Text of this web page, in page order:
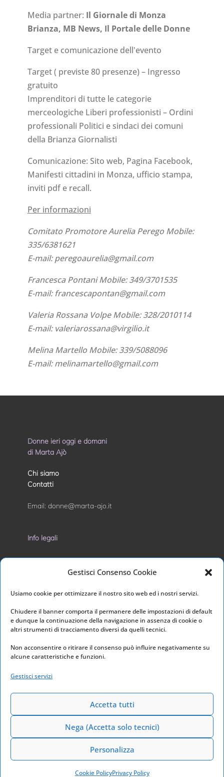
Gestisci Consenso Cookie
Usiamo cookie per ottimizzare il nostro sito web ed i nostri servizi.
Chiudere il banner comporta il permanere delle impostazioni di default
e dunque la continuazione della navigazione in assenza di cookie o
altri strumenti di tracciamento diversi da quelli tecnici.
Non acconsentire o ritirare il consenso può influire negativamente su
alcune caratteristiche e funzioni.
Gestisci servizi
Accetta tutti
Nega (Accetta solo tecnici)
Personalizza
Cookie PolicyPrivacy Policy
Media partner: Il Giornale di Monza
Brianza, MB News, Il Portale delle Donne
Target e comunicazione dell'evento
Target ( previste 80 presenze) – Ingresso
gratuito
Imprenditori di tutte le categorie
merceologiche Liberi professionisti – Ordini
professionali Politici e sindaci dei comuni
della Brianza Giornalisti
Comunicazione: Sito web, Pagina Facebook,
Manifesti cittadini in Monza, ufficio stampa,
inviti pdf e recall.
Per informazioni
Comitato Promotore Aurelia Perego Mobile:
335/6381621
E-mail: peregoaurelia@gmail.com
Francesca Pontani Mobile: 349/3701535
E-mail: francescapontan@gmail.com
Valeria Rossana Volpe Mobile: 328/2010114
E-mail: valeriarossana@virgilio.it
Melina Martello Mobile: 339/5088096
E-mail: melinamartello@gmail.com
Donne ieri oggi e domani
di Marta Ajò
Chi siamo
Contatti
Email: donne@marta-ajo.it
Info legali
Privacy Policy
Cookie Policy
Euchia Web Marketing2026